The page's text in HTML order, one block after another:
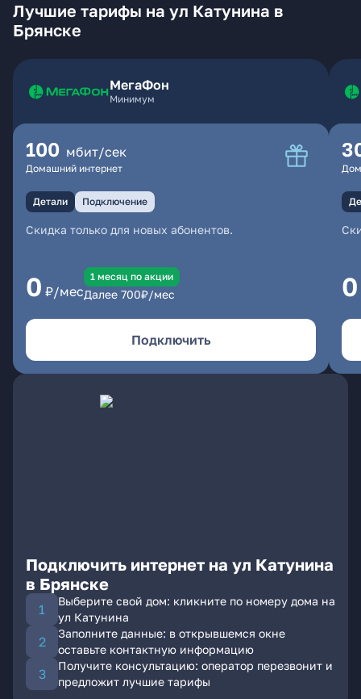
Лучшие тарифы на ул Катунина в
Брянске
МегаФон
Минимум
100 мбит/сек
Домашний интернет
Детали Подключение
Скидка только для новых абонентов.
0 ₽/мес
1 месяц по акции
Далее 700₽/мес
Подключить
0
Подключить интернет на ул Катунина
в Брянске
Выберите свой дом: кликните по номеру дома на
ул Катунина
Заполните данные: в открывшемся окне
оставьте контактную информацию
Получите консультацию: оператор перезвонит и
предложит лучшие тарифы